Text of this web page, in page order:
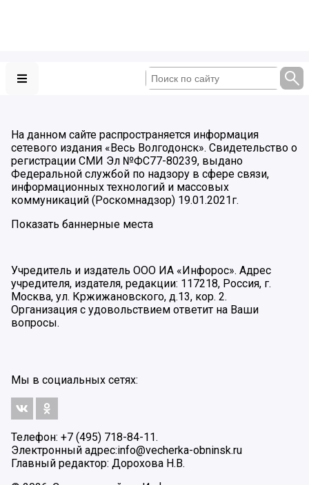
На данном сайте распространяется информация
сетевого издания «Весь Волгодонск». Свидетельство о
регистрации СМИ Эл №ФС77-80239, выдано
Федеральной службой по надзору в сфере связи,
информационных технологий и массовых
коммуникаций (Роскомнадзор) 19.01.2021г.
Показать баннерные места
Учредитель и издатель ООО ИА «Инфорос». Адрес
учредителя, издателя, редакции: 117218, Россия, г.
Москва, ул. Кржижановского, д.13, кор. 2.
Организация с удовольствием ответит на Ваши
вопросы.
Мы в социальных сетях:
Телефон: +7 (495) 718-84-11.
Электронный адрес:info@vecherka-obninsk.ru
Главный редактор: Дорохова Н.В.